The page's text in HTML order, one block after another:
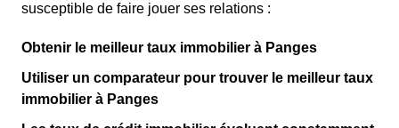
susceptible de faire jouer ses relations :
Obtenir le meilleur taux immobilier à Panges
Utiliser un comparateur pour trouver le meilleur taux
immobilier à Panges